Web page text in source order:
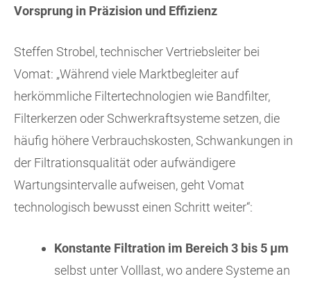
Vorsprung in Präzision und Effizienz
Steffen Strobel, technischer Vertriebsleiter bei
Vomat: „Während viele Marktbegleiter auf
herkömmliche Filtertechnologien wie Bandfilter,
Filterkerzen oder Schwerkraftsysteme setzen, die
häufig höhere Verbrauchskosten, Schwankungen in
der Filtrationsqualität oder aufwändigere
Wartungsintervalle aufweisen, geht Vomat
technologisch bewusst einen Schritt weiter“:
Konstante Filtration im Bereich 3 bis 5 µm
selbst unter Volllast, wo andere Systeme an